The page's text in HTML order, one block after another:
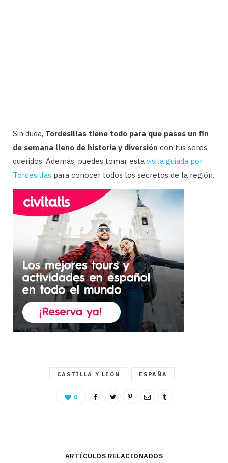
Sin duda, Tordesillas tiene todo para que pases un fin
de semana lleno de historia y diversión con tus seres
queridos. Además, puedes tomar esta visita guiada por
Tordesillas para conocer todos los secretos de la región.
CASTILLA Y LEÓN ESPAÑA
0
ARTÍCULOS RELACIONADOS